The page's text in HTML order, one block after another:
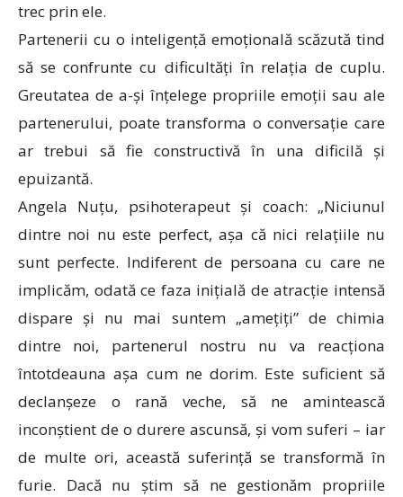
trec prin ele.
Partenerii cu o inteligență emoțională scăzută tind
să se confrunte cu dificultăți în relația de cuplu.
Greutatea de a-și înțelege propriile emoții sau ale
partenerului, poate transforma o conversație care
ar trebui să fie constructivă în una dificilă și
epuizantă.
Angela Nuțu, psihoterapeut și coach: „Niciunul
dintre noi nu este perfect, așa că nici relațiile nu
sunt perfecte. Indiferent de persoana cu care ne
implicăm, odată ce faza inițială de atracție intensă
dispare și nu mai suntem „amețiți” de chimia
dintre noi, partenerul nostru nu va reacționa
întotdeauna așa cum ne dorim. Este suficient să
declanșeze o rană veche, să ne amintească
inconștient de o durere ascunsă, și vom suferi – iar
de multe ori, această suferință se transformă în
furie. Dacă nu știm să ne gestionăm propriile